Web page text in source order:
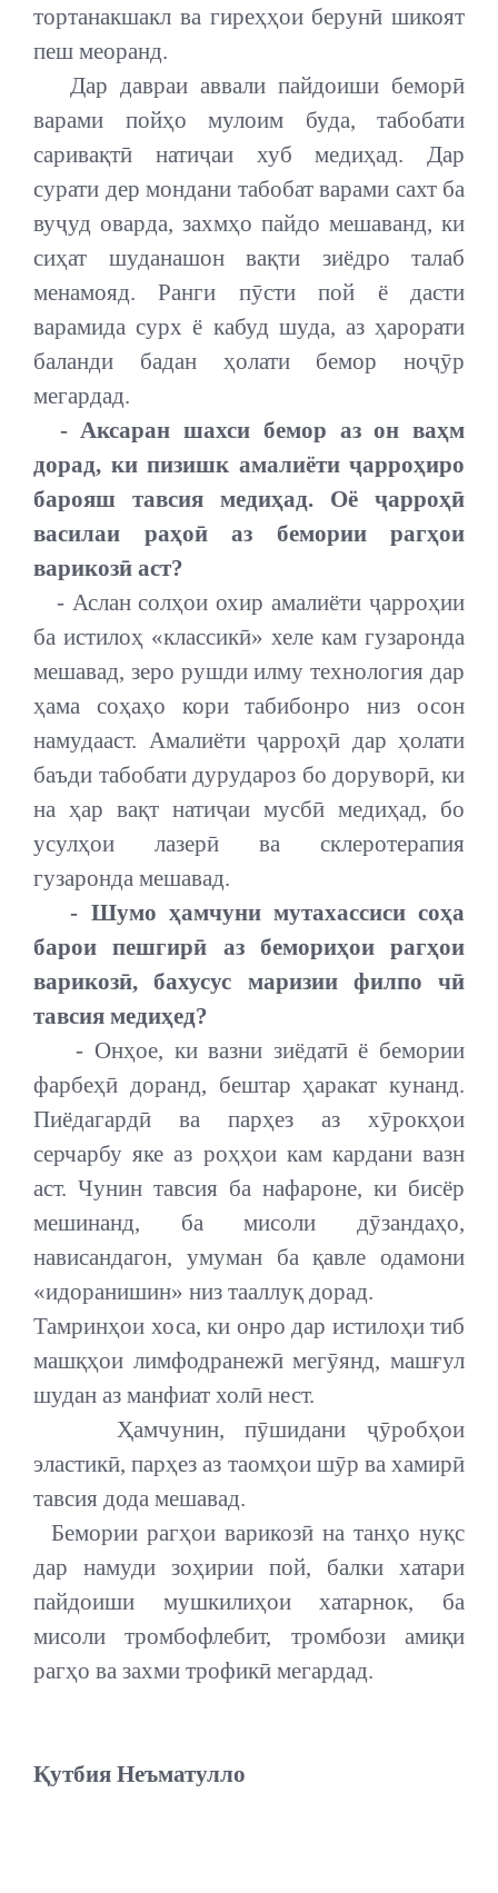
тортанакшакл ва гиреҳҳои берунӣ шикоят
пеш меоранд.
Дар давраи аввали пайдоиши беморӣ
варами пойҳо мулоим буда, табобати
саривақтӣ натиҷаи хуб медиҳад. Дар
сурати дер мондани табобат варами сахт ба
вуҷуд оварда, захмҳо пайдо мешаванд, ки
сиҳат шуданашон вақти зиёдро талаб
менамояд. Ранги пӯсти пой ё дасти
варамида сурх ё кабуд шуда, аз ҳарорати
баланди бадан ҳолати бемор ноҷӯр
мегардад.
- Аксаран шахси бемор аз он ваҳм
дорад, ки пизишк амалиёти ҷарроҳиро
барояш тавсия медиҳад. Оё ҷарроҳӣ
василаи раҳоӣ аз бемории рагҳои
варикозӣ аст?
- Аслан солҳои охир амалиёти ҷарроҳии
ба истилоҳ «классикӣ» хеле кам гузаронда
мешавад, зеро рушди илму технология дар
ҳама соҳаҳо кори табибонро низ осон
намудааст. Амалиёти ҷарроҳӣ дар ҳолати
баъди табобати дурудароз бо доруворӣ, ки
на ҳар вақт натиҷаи мусбӣ медиҳад, бо
усулҳои лазерӣ ва склеротерапия
гузаронда мешавад.
- Шумо ҳамчуни мутахассиси соҳа
барои пешгирӣ аз бемориҳои рагҳои
варикозӣ, бахусус маризии филпо чӣ
тавсия медиҳед?
- Онҳое, ки вазни зиёдатӣ ё бемории
фарбеҳӣ доранд, бештар ҳаракат кунанд.
Пиёдагардӣ ва парҳез аз хӯрокҳои
серчарбу яке аз роҳҳои кам кардани вазн
аст. Чунин тавсия ба нафароне, ки бисёр
мешинанд, ба мисоли дӯзандаҳо,
нависандагон, умуман ба қавле одамони
«идоранишин» низ тааллуқ дорад.
Тамринҳои хоса, ки онро дар истилоҳи тиб
машқҳои лимфодранежӣ мегӯянд, машғул
шудан аз манфиат холӣ нест.
Ҳамчунин, пӯшидани ҷӯробҳои
эластикӣ, парҳез аз таомҳои шӯр ва хамирӣ
тавсия дода мешавад.
Бемории рагҳои варикозӣ на танҳо нуқс
дар намуди зоҳирии пой, балки хатари
пайдоиши мушкилиҳои хатарнок, ба
мисоли тромбофлебит, тромбози амиқи
рагҳо ва захми трофикӣ мегардад.
Қутбия Неъматулло